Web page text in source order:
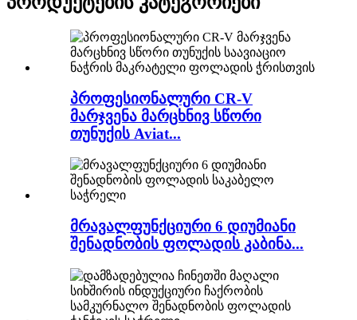
პროფესიონალური CR-V
მარჯვენა მარცხნივ სწორი
თუნუქის Aviat...
მრავალფუნქციური 6 დიუმიანი
შენადნობის ფოლადის კაბინა...